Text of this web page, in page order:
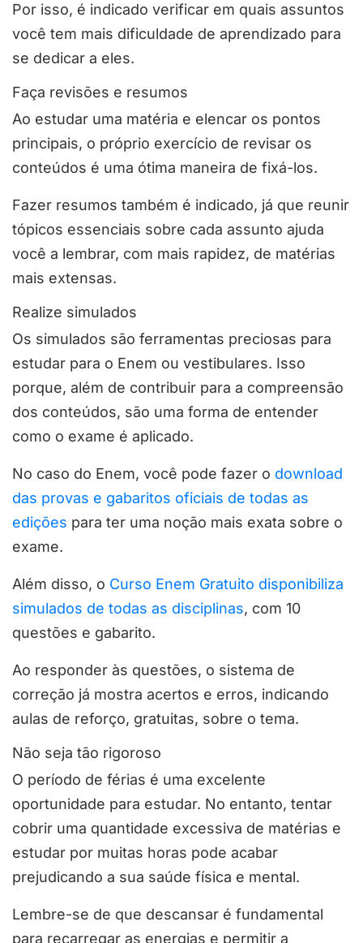
Por isso, é indicado verificar em quais assuntos
você tem mais dificuldade de aprendizado para
se dedicar a eles.
Faça revisões e resumos
Ao estudar uma matéria e elencar os pontos
principais, o próprio exercício de revisar os
conteúdos é uma ótima maneira de fixá-los.
Fazer resumos também é indicado, já que reunir
tópicos essenciais sobre cada assunto ajuda
você a lembrar, com mais rapidez, de matérias
mais extensas.
Realize simulados
Os simulados são ferramentas preciosas para
estudar para o Enem ou vestibulares. Isso
porque, além de contribuir para a compreensão
dos conteúdos, são uma forma de entender
como o exame é aplicado.
No caso do Enem, você pode fazer o download
das provas e gabaritos oficiais de todas as
edições para ter uma noção mais exata sobre o
exame.
Além disso, o Curso Enem Gratuito disponibiliza
simulados de todas as disciplinas, com 10
questões e gabarito.
Ao responder às questões, o sistema de
correção já mostra acertos e erros, indicando
aulas de reforço, gratuitas, sobre o tema.
Não seja tão rigoroso
O período de férias é uma excelente
oportunidade para estudar. No entanto, tentar
cobrir uma quantidade excessiva de matérias e
estudar por muitas horas pode acabar
prejudicando a sua saúde física e mental.
Lembre-se de que descansar é fundamental
para recarregar as energias e permitir a